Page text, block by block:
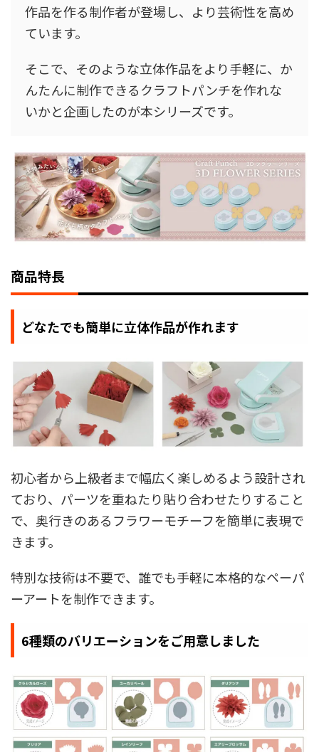
作品を作る制作者が登場し、より芸術性を高め
ています。
そこで、そのような立体作品をより手軽に、か
んたんに制作できるクラフトパンチを作れな
いかと企画したのが本シリーズです。
商品特長
どなたでも簡単に立体作品が作れます
初心者から上級者まで幅広く楽しめるよう設計され
ており、パーツを重ねたり貼り合わせたりすること
で、奥行きのあるフラワーモチーフを簡単に表現で
きます。
特別な技術は不要で、誰でも手軽に本格的なペーパ
ーアートを制作できます。
6種類のバリエーションをご用意しました